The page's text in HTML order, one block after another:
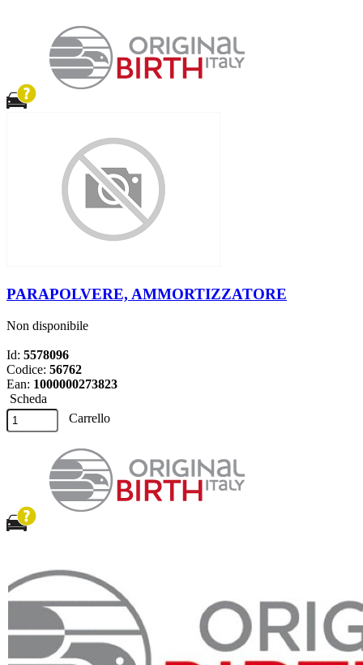
PARAPOLVERE, AMMORTIZZATORE
Non disponibile
Id: 5578096
Codice: 56762
Ean: 1000000273823
Scheda
Carrello